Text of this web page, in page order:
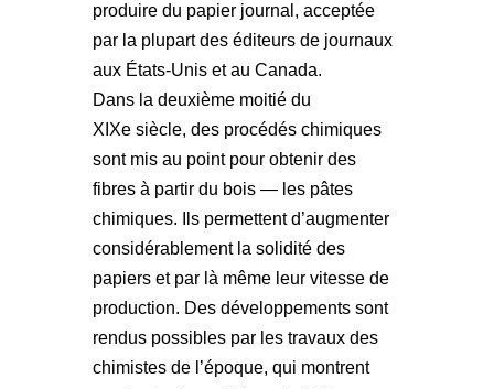
produire du papier journal, acceptée
par la plupart des éditeurs de journaux
aux États-Unis et au Canada.
Dans la deuxième moitié du
XIXe siècle, des procédés chimiques
sont mis au point pour obtenir des
fibres à partir du bois — les pâtes
chimiques. Ils permettent d’augmenter
considérablement la solidité des
papiers et par là même leur vitesse de
production. Des développements sont
rendus possibles par les travaux des
chimistes de l’époque, qui montrent